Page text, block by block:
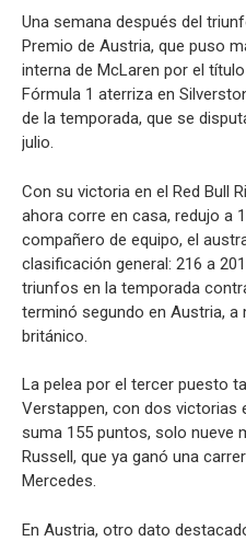
Una semana después del
Premio de Austria, que puso
interna de McLaren por el
Fórmula 1 aterriza en
de la temporada, que se
julio.
Con su victoria en el Red Bull
ahora corre en casa, redujo a
compañero de equipo, el
clasificación general: 216 a
triunfos en la temporada
terminó segundo en Austria,
británico.
La pelea por el tercer puesto
Verstappen, con dos victorias
suma 155 puntos, solo nueve
Russell, que ya ganó una
Mercedes.
En Austria, otro dato